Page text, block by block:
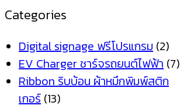
Categories
Digital signage ฟรีโปรแกรม (2)
EV Charger ชาร์จรถยนต์ไฟฟ้า (7)
Ribbon ริบบ้อน ผ้าหมึกพิมพ์สติก
เกอร์ (13)